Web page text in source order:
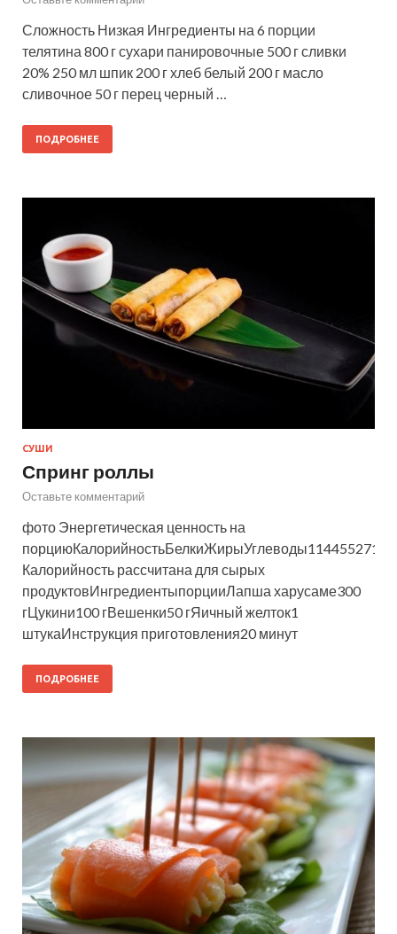
Сложность Низкая Ингредиенты на 6 порции
телятина 800 г сухари панировочные 500 г сливки
20% 250 мл шпик 200 г хлеб белый 200 г масло
сливочное 50 г перец черный …
ПОДРОБНЕЕ
СУШИ
Спринг роллы
Оставьте комментарий
фото Энергетическая ценность на
Калорийность рассчитана для сырых
продуктовИнгредиентыпорцииЛапша харусаме300
гЦукини100 гВешенки50 гЯичный желток1
штукаИнструкция приготовления20 минут
ПОДРОБНЕЕ